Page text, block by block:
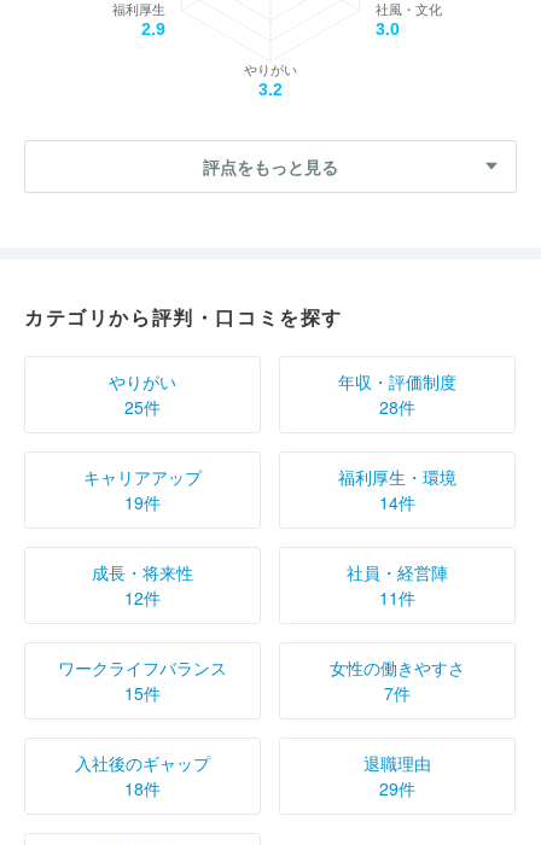
社風・文化
3.0
やりがい
3.2
福利厚生
2.9
評点をもっと見る
カテゴリから評判・口コミを探す
やりがい
25件
年収・評価制度
28件
キャリアアップ
19件
福利厚生・環境
14件
成長・将来性
12件
社員・経営陣
11件
ワークライフバランス
15件
女性の働きやすさ
7件
入社後のギャップ
18件
退職理由
29件